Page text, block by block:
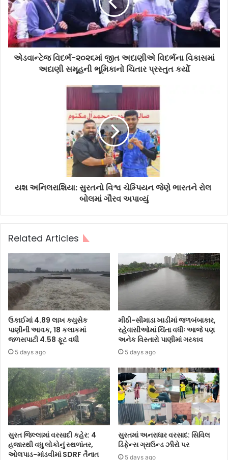
એડવાન્ટેજ વિદર્ભ-૨૦૨૬માં જીત અદાણીએ વિદર્ભના વિકાસમાં
અદાણી સમૂહની ભૂમિકાનો ચિતાર પ્રસ્તુત કર્યો
યશ અનિલરાશિયા: સુરતનો વિશ્વ ચેમ્પિયન જેણે ભારતને રોલ
બોલમાં ગૌરવ અપાવ્યું
Related Articles
ઉકાઈમાં 4.89 લાખ ક્યુસેક
પાણીની આવક, 18 કલાકમાં
જળસપાટી 4.58 ફૂટ વધી
5 days ago
મીઠી-સીમાડા ખાડીમાં જળબંબાકાર,
રહેવાસીઓમાં ચિંતા વધીઃ આજે પણ
અનેક વિસ્તારો પાણીમાં ગરકાવ
5 days ago
સુરત જિલ્લામાં વરસાદી કહેર: 4
હજારથી વધુ લોકોનું સ્થળાંતર,
ઓલપાડ-માંડવીમાં SDRF તૈનાત
સુરતમાં અનરાધાર વરસાદ: સિવિલ
ડિફેન્સ ગ્રાઉન્ડ ઝીરો પર
5 days ago